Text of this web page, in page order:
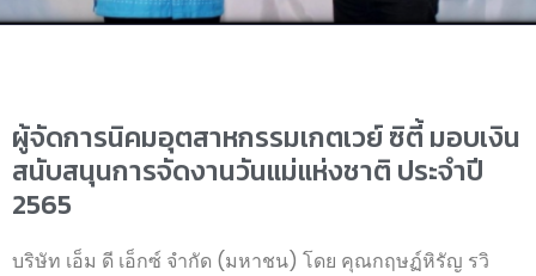
ผู้จัดการนิคมอุตสาหกรรมเกตเวย์ ซิตี้ มอบเงิน
สนับสนุนการจัดงานวันแม่แห่งชาติ ประจำปี
2565
บริษัท เอ็ม ดี เอ็กซ์ จำกัด (มหาชน) โดย คุณกฤษฏ์หิรัญ รวิ